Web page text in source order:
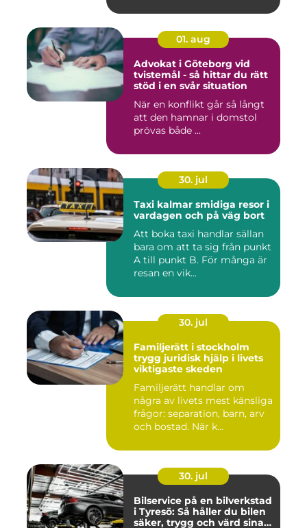
01. aug
Advokat i Göteborg vid
tvistemål - så hittar du rätt
stöd i en svår situation
När en konflikt går så långt
att den hamnar i domstol
prövas både ...
30. jul
Taxi kalmar smidiga resor i
vardagen och på väg bort
Att boka taxi handlar sällan
bara om att ta sig från punkt
A till punkt B. För många är
resan en vik...
30. jul
Familjerätt i stockholm
trygg juridisk hjälp i livets
viktigaste skeden
Familjerätt handlar om
några av livets mest känsliga
frågor: separation, barn, arv
och bostad. När k...
30. jul
Bilservice på en bilverkstad
i Tyresö: Så håller du bilen
säker, trygg och värd sina